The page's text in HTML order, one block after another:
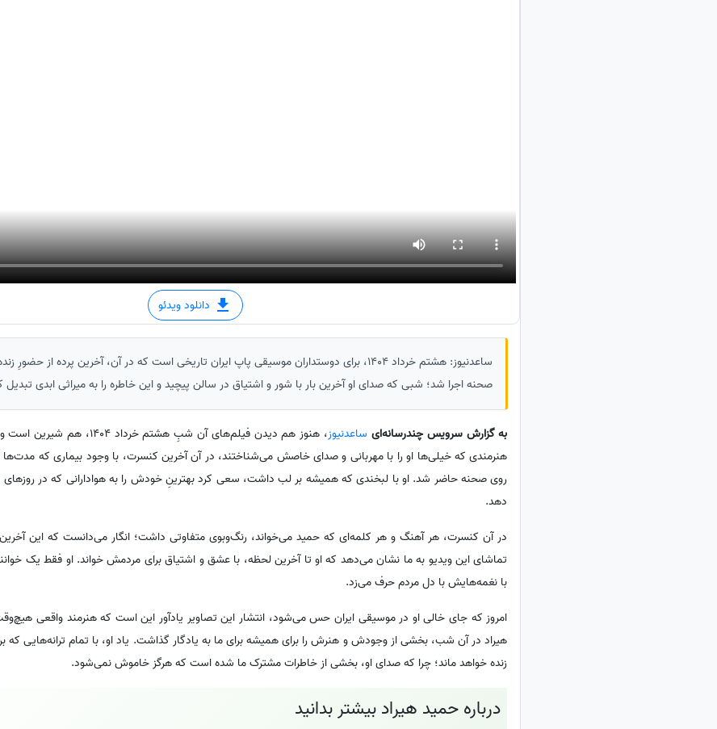
دانلود ویدئو
ساعدنیوز: هشتم خرداد 1404، برای دوستداران موسیقی پاپ ایران تاریخی است که در آن، آخرین پرده از
صحنه اجرا شد؛ شبی که صدای او آخرین بار با شور و اشتیاق در سالن پیچید و این خاطره را به میراثی ابدی تبدیل
به گزارش سرویس چندرسانه‌ای ساعدنیوز
، هنوز هم دیدن فیلم‌های آن شبِ هشتم
هنرمندی که خیلی‌ها او را با مهربانی و صدای خاصش می‌شناختند، در آن آخرین کنسرت، با وجود بیماری که مدت‌ها
روی صحنه حاضر شد. او با لبخندی که همیشه بر لب داشت، سعی کرد بهترینِ خودش را به هوادارانی که در
دهد.
در آن کنسرت، هر آهنگ و هر کلمه‌ای که حمید می‌خواند، رنگ‌وبوی متفاوتی داشت؛ انگار می‌دانست که این
تماشای این ویدیو به ما نشان می‌دهد که او تا آخرین لحظه، با عشق و اشتیاق برای مردمش خواند. او فقط یک
با نغمه‌هایش با دل مردم حرف می‌زد.
امروز که جای خالی او در موسیقی ایران حس می‌شود، انتشار این تصاویر یادآور این است که هنرمند واقعی
هیراد در آن شب، بخشی از وجودش و هنرش را برای همیشه برای ما به یادگار گذاشت. یاد او، با تمام ترانه‌هایی که
زنده خواهد ماند؛ چرا که صدای او، بخشی از خاطرات مشترک ما شده است که هرگز خاموش نمی‌شود.
درباره حمید هیراد بیشتر بدانید